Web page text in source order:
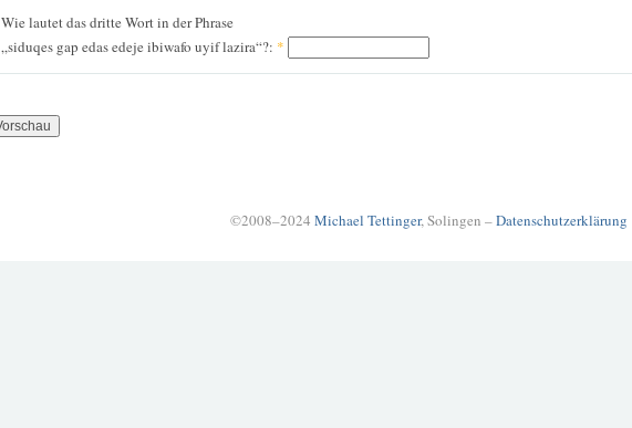
Wie lautet das dritte Wort in der Phrase
„siduqes gap edas edeje ibiwafo uyif lazira“?: *
©2008–2024 Michael Tettinger, Solingen –Datenschutzerklärung